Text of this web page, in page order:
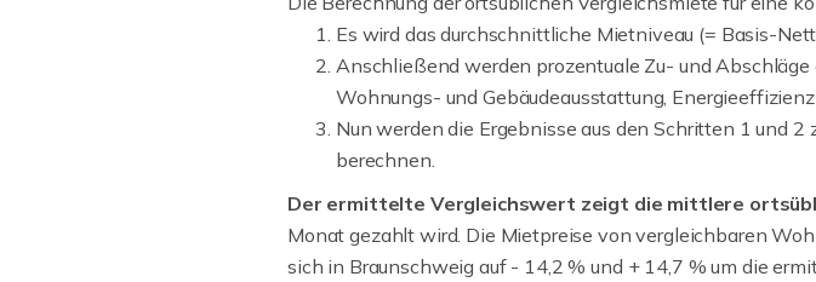
Es wird das durchschnittliche Mietniveau (= Basis-
Anschließend werden prozentuale Zu- und
Wohnungs- und Gebäudeausstattung,
Nun werden die Ergebnisse aus den Schritten 1 und
berechnen.
Der ermittelte Vergleichswert zeigt die mittlere
Monat gezahlt wird. Die Mietpreise von vergleichbaren
sich in Braunschweig auf - 14,2 % und + 14,7 % um die